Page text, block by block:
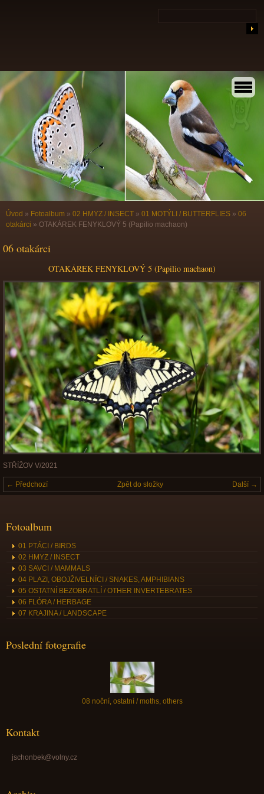
Úvod » Fotoalbum » 02 HMYZ / INSECT » 01 MOTÝLI / BUTTERFLIES » 06
otakárci » OTAKÁREK FENYKLOVÝ 5 (Papilio machaon)
06 otakárci
OTAKÁREK FENYKLOVÝ 5 (Papilio machaon)
STŘÍŽOV V/2021
← Předchozí Další →
Zpět do složky
Fotoalbum
01 PTÁCI / BIRDS
02 HMYZ / INSECT
03 SAVCI / MAMMALS
04 PLAZI, OBOJŽIVELNÍCI / SNAKES, AMPHIBIANS
05 OSTATNÍ BEZOBRATLÍ / OTHER INVERTEBRATES
06 FLÓRA / HERBAGE
07 KRAJINA / LANDSCAPE
Poslední fotografie
08 noční, ostatní / moths, others
Kontakt
jschonbek@volny.cz